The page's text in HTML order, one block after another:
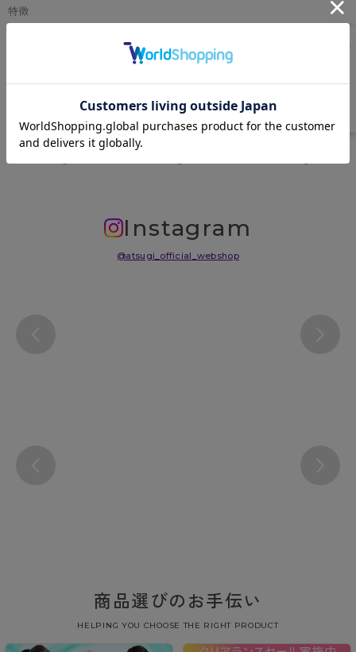
特徴
日本、中国（生産時期によって原産国は異なります。原産国はご選択い
洗濯表示について
Instagram
@atsugi_official_webshop
商品選びのお手伝い
HELPING YOU CHOOSE THE RIGHT PRODUCT